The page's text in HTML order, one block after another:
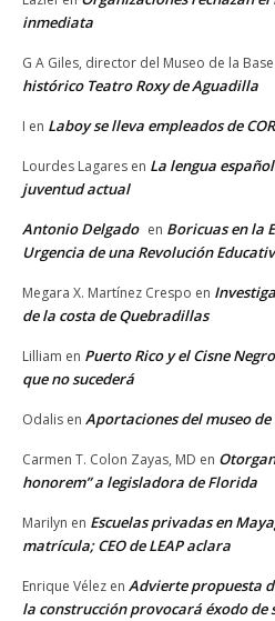
inmediata
G A Giles, director del Museo de la Base
histórico Teatro Roxy de Aguadilla
I en Laboy se lleva empleados de
Lourdes Lagares en La lengua
juventud actual
Antonio Delgado en Boricuas en la
Urgencia de una Revolución
Megara X. Martínez Crespo en
de la costa de Quebradillas
Lilliam en Puerto Rico y el Cisne
que no sucederá
Odalis en Aportaciones del museo
Carmen T. Colon Zayas, MD en
honorem” a legisladora de Florida
Marilyn en Escuelas privadas en
matrícula; CEO de LEAP aclara
Enrique Vélez en Advierte propuesta
la construcción provocará éxodo de